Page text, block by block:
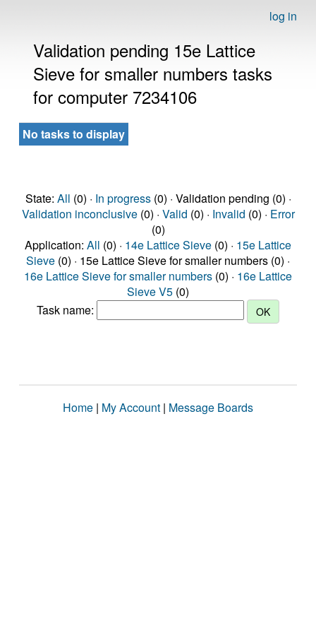
log in
Validation pending 15e Lattice
Sieve for smaller numbers tasks
for computer 7234106
No tasks to display
State: All (0) · In progress(0) · Validation pending (0) ·
Validation inconclusive(0) · Valid (0) · Invalid (0) · Error
(0)
Application: All (0) · 14e Lattice Sieve (0) · 15e Lattice
Sieve (0) · 15e Lattice Sieve for smaller numbers (0) ·
16e Lattice Sieve for smaller numbers (0) · 16e Lattice
Sieve V5 (0)
Task name:
Home | My Account | Message Boards